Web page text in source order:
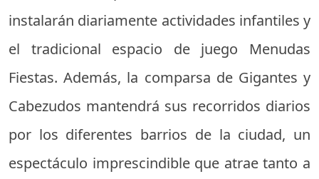
instalarán diariamente actividades infantiles y
el tradicional espacio de juego Menudas
Fiestas. Además, la comparsa de Gigantes y
Cabezudos mantendrá sus recorridos diarios
por los diferentes barrios de la ciudad, un
espectáculo imprescindible que atrae tanto a